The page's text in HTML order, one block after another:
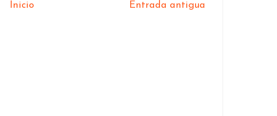
Entrada antigua
Inicio